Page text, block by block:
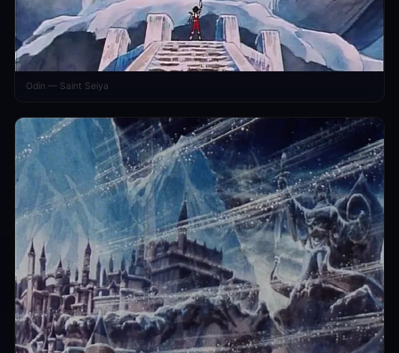
Odin — Saint Seiya